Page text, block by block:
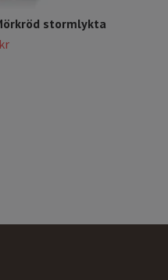
stormlykta